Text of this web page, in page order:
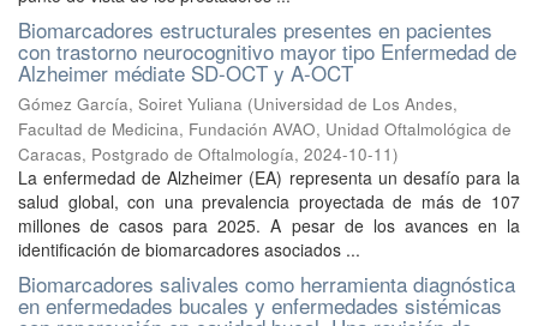
Biomarcadores estructurales presentes en pacientes
con trastorno neurocognitivo mayor tipo Enfermedad de
Alzheimer médiate SD-OCT y A-OCT
Gómez García, Soiret Yuliana (Universidad de Los Andes,
Facultad de Medicina, Fundación AVAO, Unidad Oftalmológica de
Caracas, Postgrado de Oftalmología, 2024-10-11)
La enfermedad de Alzheimer (EA) representa un desafío para la
salud global, con una prevalencia proyectada de más de 107
millones de casos para 2025. A pesar de los avances en la
identificación de biomarcadores asociados ...
Biomarcadores salivales como herramienta diagnóstica
en enfermedades bucales y enfermedades sistémicas